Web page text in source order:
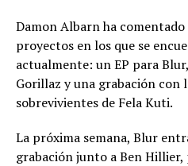
Damon Albarn ha
proyectos en los que se
actualmente: un EP para
Gorillaz y una grabación con
sobrevivientes de Fela Kuti.
La próxima semana, Blur
grabación junto a Ben